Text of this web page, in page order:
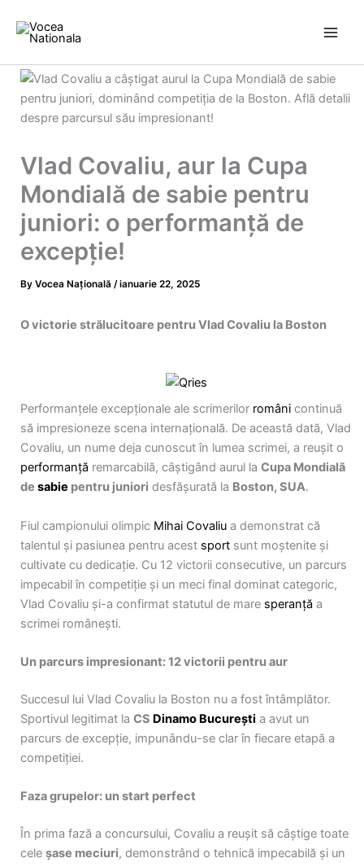
content
Vlad Covaliu, aur la Cupa
Mondială de sabie pentru
juniori: o performanță de
excepție!
By Vocea Națională /ianuarie 22, 2025
O victorie strălucitoare pentru Vlad Covaliu la Boston
Performanțele excepționale ale scrimerilor români continuă
să impresioneze scena internațională. De această dată, Vlad
Covaliu, un nume deja cunoscut în lumea scrimei, a reușit o
performanță remarcabilă, câștigând aurul la Cupa Mondială
de sabie pentru juniori desfășurată la Boston, SUA.
Fiul campionului olimpic Mihai Covaliu a demonstrat că
talentul și pasiunea pentru acest sport sunt moștenite și
cultivate cu dedicație. Cu 12 victorii consecutive, un parcurs
impecabil în competiție și un meci final dominat categoric,
Vlad Covaliu și-a confirmat statutul de mare speranță a
scrimei românești.
Un parcurs impresionant: 12 victorii pentru aur
Succesul lui Vlad Covaliu la Boston nu a fost întâmplător.
Sportivul legitimat la CS Dinamo București a avut un
parcurs de excepție, impunându-se clar în fiecare etapă a
competiției.
Faza grupelor: un start perfect
În prima fază a concursului, Covaliu a reușit să câștige toate
cele șase meciuri, demonstrând o tehnică impecabilă și un